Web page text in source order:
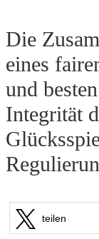
Die
eines
und
Integrität
teilen